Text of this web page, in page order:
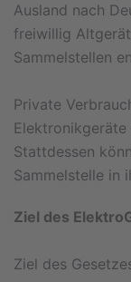
Ausland nach
freiwillig
Sammelstellen
Private
Elektronikgeräte
Stattdessen
Sammelstelle in
Ziel des
Ziel des